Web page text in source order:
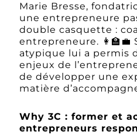
Marie Bresse,
une entrepreneure
double casquette :
entrepreneure. 👩‍🏫💼
atypique lui a permis
enjeux de
de développer une
matière
Why 3C : former et
entrepreneurs